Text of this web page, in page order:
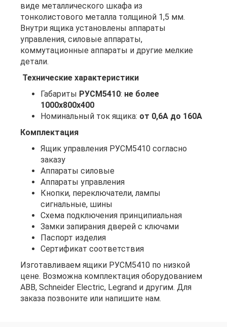
виде металлического шкафа из
тонколистового металла толщиной 1,5 мм.
Внутри ящика установлены аппараты
управления, силовые аппараты,
коммутационные аппараты и другие мелкие
детали.
Технические характеристики
Габариты РУСМ5410: не более
1000х800х400
Номинальный ток ящика: от 0,6А до 160А
Комплектация
Ящик управления РУСМ5410 согласно
заказу
Аппараты силовые
Аппараты управления
Кнопки, переключатели, лампы
сигнальные, шины
Схема подключения принципиальная
Замки запирания дверей с ключами
Паспорт изделия
Сертификат соответствия
Изготавливаем ящики РУСМ5410 по низкой
цене. Возможна комплектация оборудованием
ABB, Schneider Electric, Legrand и другим. Для
заказа позвоните или напишите нам.